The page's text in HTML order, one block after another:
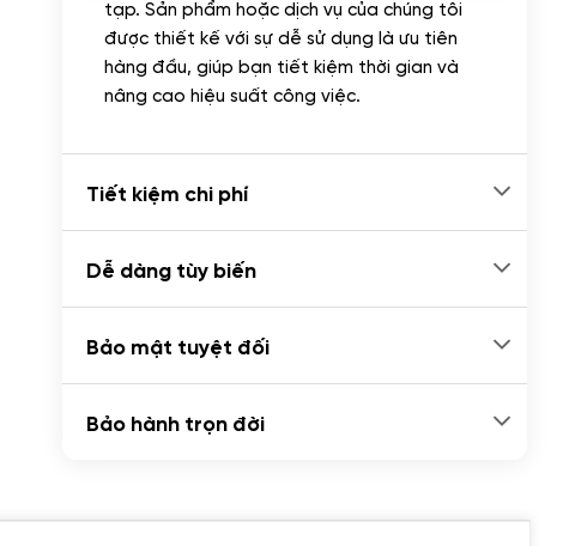
tạp. Sản phẩm hoặc dịch vụ của chúng tôi
được thiết kế với sự dễ sử dụng là ưu tiên
hàng đầu, giúp bạn tiết kiệm thời gian và
nâng cao hiệu suất công việc.
Tiết kiệm chi phí
Dễ dàng tùy biến
Bảo mật tuyệt đối
Bảo hành trọn đời